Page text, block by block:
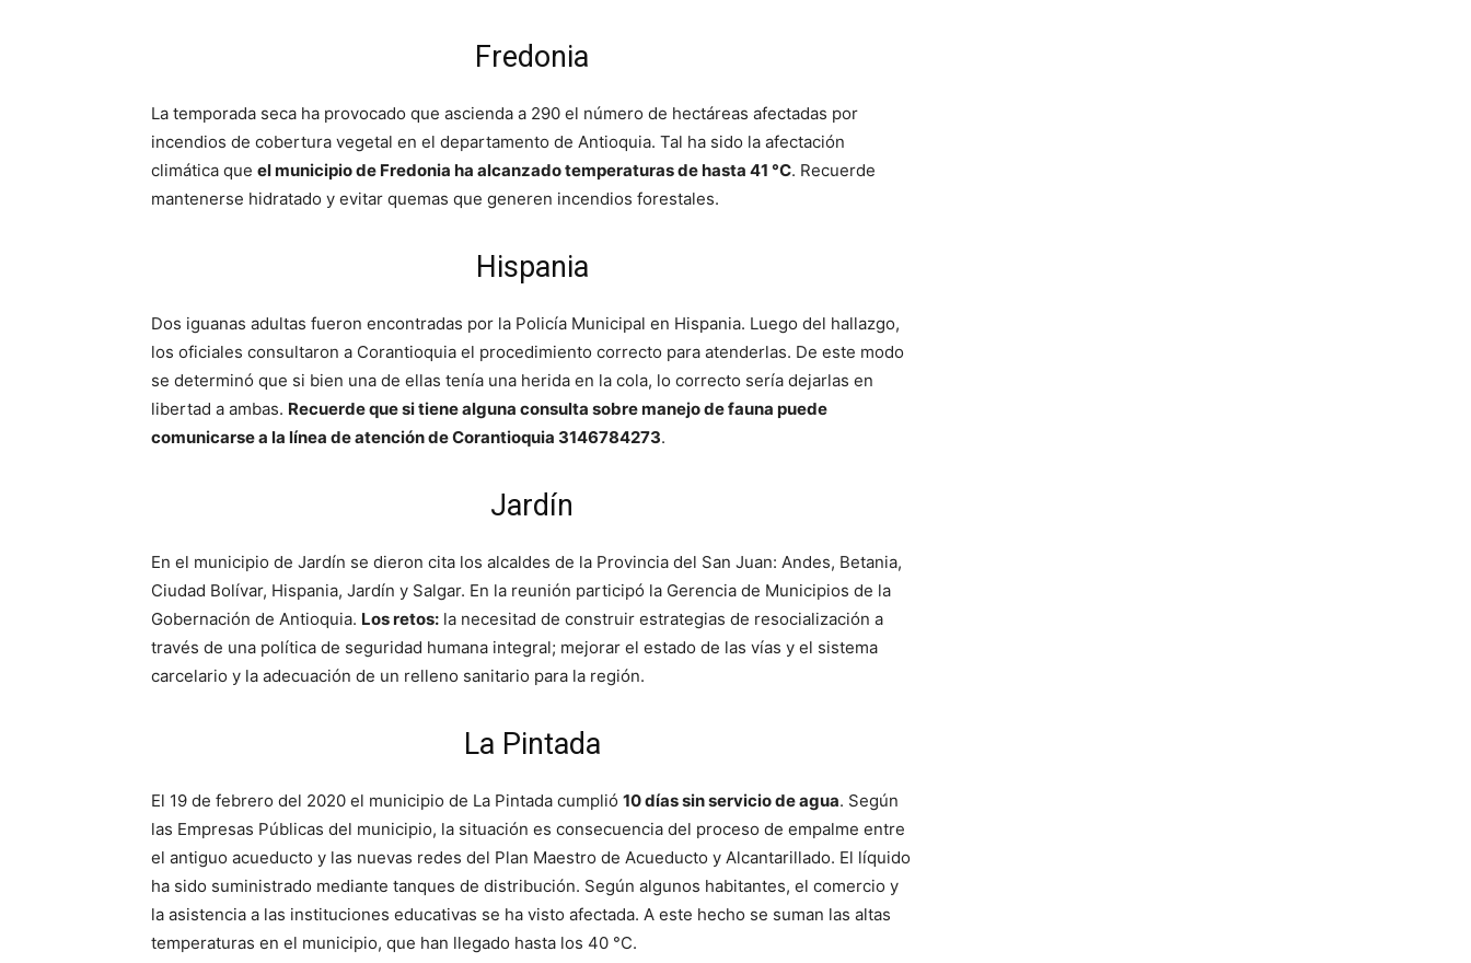
Fredonia
La temporada seca ha provocado que ascienda a 290 el número de hectáreas afectadas por
incendios de cobertura vegetal en el departamento de Antioquia. Tal ha sido la afectación
climática que el municipio de Fredonia ha alcanzado temperaturas de hasta 41 °C. Recuerde
mantenerse hidratado y evitar quemas que generen incendios forestales.
Hispania
Dos iguanas adultas fueron encontradas por la Policía Municipal en Hispania. Luego del hallazgo,
los oficiales consultaron a Corantioquia el procedimiento correcto para atenderlas. De este modo
se determinó que si bien una de ellas tenía una herida en la cola, lo correcto sería dejarlas en
libertad a ambas. Recuerde que si tiene alguna consulta sobre manejo de fauna puede
comunicarse a la línea de atención de Corantioquia 3146784273.
Jardín
En el municipio de Jardín se dieron cita los alcaldes de la Provincia del San Juan: Andes, Betania,
Ciudad Bolívar, Hispania, Jardín y Salgar. En la reunión participó la Gerencia de Municipios de la
Gobernación de Antioquia. Los retos: la necesitad de construir estrategias de resocialización a
través de una política de seguridad humana integral; mejorar el estado de las vías y el sistema
carcelario y la adecuación de un relleno sanitario para la región.
La Pintada
El 19 de febrero del 2020 el municipio de La Pintada cumplió 10 días sin servicio de agua. Según
las Empresas Públicas del municipio, la situación es consecuencia del proceso de empalme entre
el antiguo acueducto y las nuevas redes del Plan Maestro de Acueducto y Alcantarillado. El líquido
ha sido suministrado mediante tanques de distribución. Según algunos habitantes, el comercio y
la asistencia a las instituciones educativas se ha visto afectada. A este hecho se suman las altas
temperaturas en el municipio, que han llegado hasta los 40 °C.